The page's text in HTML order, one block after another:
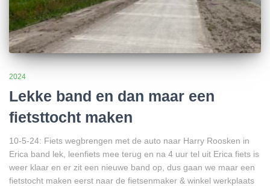
2024
Lekke band en dan maar een
fietsttocht maken
10-5-24: Fiets wegbrengen met de auto naar Harry Roosken in
Erica band lek, leenfiets mee terug en na 4 uur tel uit Erica fiets is
weer klaar en er zit een nieuwe band op, dus gaan we maar een
fietstocht maken eerst naar de fietsenmaker & winkel werkplaats